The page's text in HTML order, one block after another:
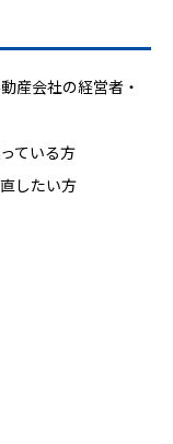
産会社の経営者・
ている方
したい方